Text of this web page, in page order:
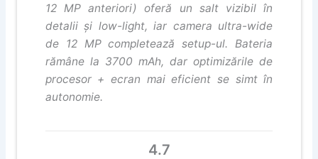
12 MP anteriori) oferă un salt vizibil în
detalii și low-light, iar camera ultra-wide
de 12 MP completează setup-ul. Bateria
rămâne la 3700 mAh, dar optimizările de
procesor + ecran mai eficient se simt în
autonomie.
4.7